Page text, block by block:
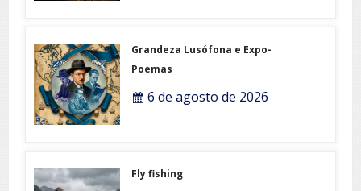
Grandeza Lusófona e Expo-
Poemas
6 de agosto de 2026
Fly fishing